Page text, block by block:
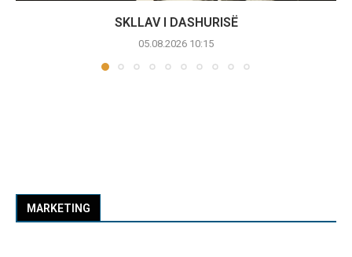
SKLLAV I DASHURISË
05.08.2026 10:15
MARKETING